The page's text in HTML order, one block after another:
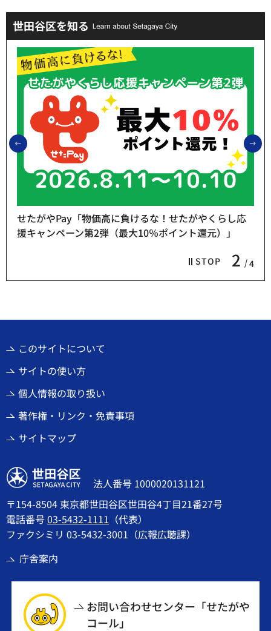
世田谷区を知る
前のスライドを表示
STOP 2 4
せたがやPay「物価高に負けるな！せたがやくらし応
援キャンペーン第2弾（最大10％ポイント還元）」
このサイトについて
サイトの使い方
個人情報の取り扱い
著作権・リンク・免責事項
サイトマップ
世田谷区
法人番号 1000020131121
〒154-8504 東京都世田谷区世田谷4丁目21番27号
電話番号03-5432-1111 （代表）
ファクシミリ 03-5432-3001（広報広聴課）
庁舎案内
お問い合わせセンター「せたがや
コール」